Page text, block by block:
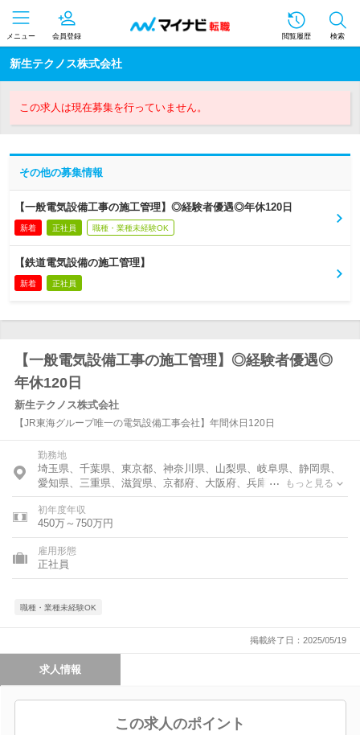
メニュー 会員登録 閲覧履歴 検索
新生テクノス株式会社
この求人は現在募集を行っていません。
その他の募集情報
【一般電気設備工事の施工管理】◎経験者優遇◎年休120日
新着 正社員 職種・業種未経験OK
【鉄道電気設備の施工管理】
新着 正社員
【一般電気設備工事の施工管理】◎経験者優遇◎
年休120日
新生テクノス株式会社
【JR東海グループ唯一の電気設備工事会社】年間休日120日
勤務地
埼玉県、千葉県、東京都、神奈川県、山梨県、岐阜県、静岡県、
愛知県、三重県、滋賀県、京都府、大阪府、兵庫県、奈良県、和
歌山県、福岡県、佐賀県、長崎県、熊本県、大分県、宮崎県、鹿
児島県、沖縄県
もっと見る
初年度年収
450万～750万円
雇用形態
正社員
職種・業種未経験OK
掲載終了日：2025/05/19
求人情報
この求人のポイント